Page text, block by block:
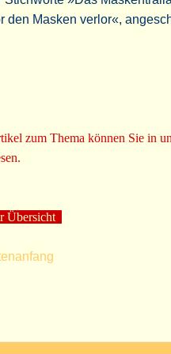
den Masken verlor«,
zum Thema können Sie in
Übersicht